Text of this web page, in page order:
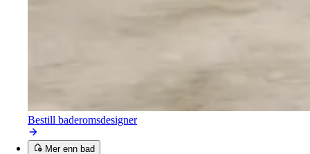
Bestill baderomsdesigner
Mer enn bad